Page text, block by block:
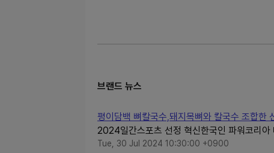
브랜드 뉴스
평이담백 뼈칼국수,돼지목뼈와 칼국수 조합한
2024일간스포츠 선정 혁신한국인 파워코리아
Tue, 30 Jul 2024 10:30:00 +0900